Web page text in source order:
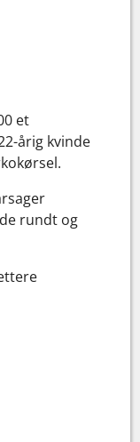
et
årig kvinde
rundt og